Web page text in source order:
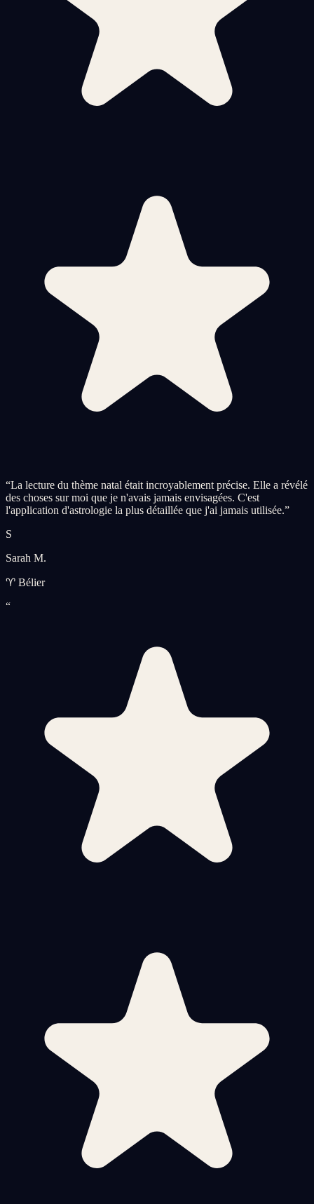
“La lecture du thème natal était incroyablement précise. Elle a révélé
des choses sur moi que je n'avais jamais envisagées. C'est
l'application d'astrologie la plus détaillée que j'ai jamais utilisée.”
S
Sarah M.
♈ Bélier
“